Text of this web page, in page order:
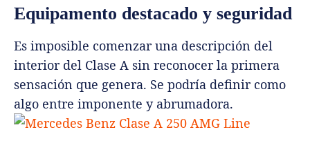
Equipamento destacado y seguridad
Es imposible comenzar una descripción del
interior del Clase A sin reconocer la primera
sensación que genera. Se podría definir como
algo entre imponente y abrumadora.